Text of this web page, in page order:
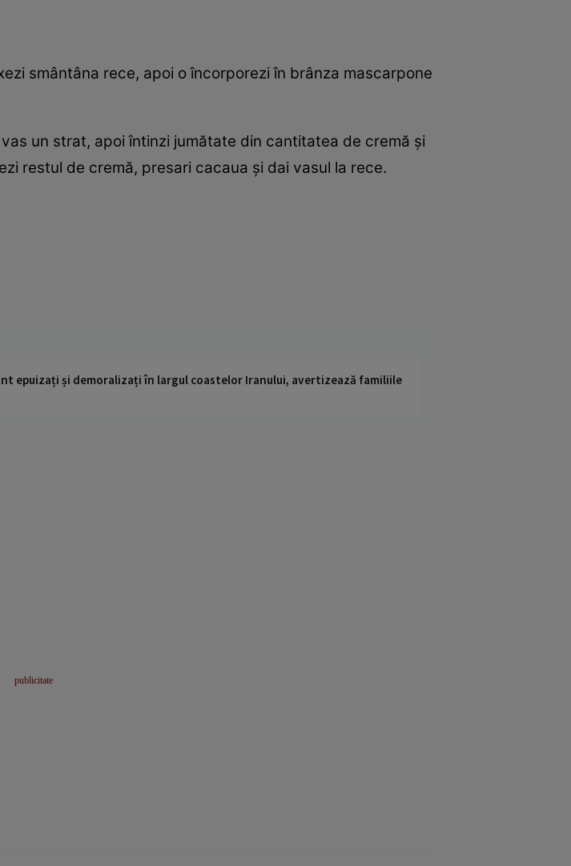
smântâna rece, apoi o încorporezi în brânza mascarpone
un strat, apoi întinzi jumătate din cantitatea de cremă şi
restul de cremă, presari cacaua şi dai vasul la rece.
epuizați și demoralizați în largul coastelor Iranului, avertizează familiile